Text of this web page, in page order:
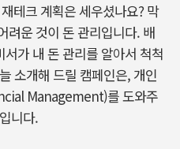
테크 계획은 세우셨나요? 막
려운 것이 돈 관리입니다. 배
가 내 돈 관리를 알아서 척척
소개해 드릴 캠페인은, 개인
Management)를 도와주
니다.